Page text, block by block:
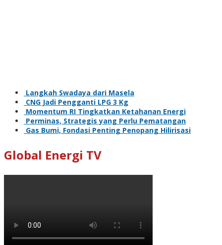
Langkah Swadaya dari Masela
CNG Jadi Pengganti LPG 3 Kg
Momentum RI Tingkatkan Ketahanan Energi
Perminas, Strategis yang Perlu Pematangan
Gas Bumi, Fondasi Penting Penopang Hilirisasi
Global Energi TV